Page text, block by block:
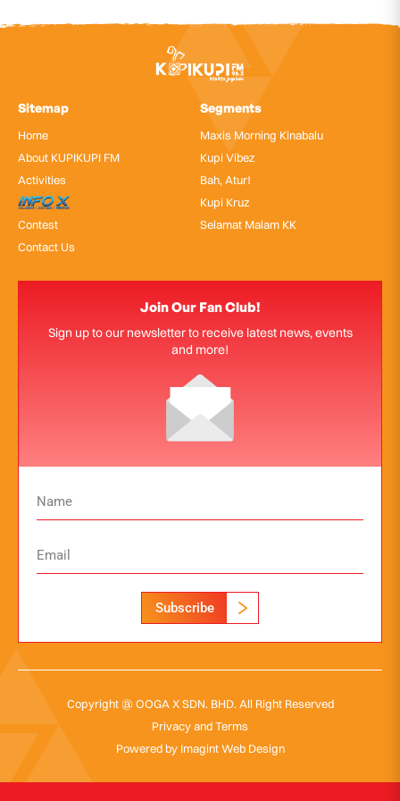
Sitemap
Home
About KUPIKUPI FM
Activities
InfoX
Contest
Contact Us
Segments
Maxis Morning Kinabalu
Kupi Vibez
Bah, Atur!
Kupi Kruz
Selamat Malam KK
Join Our Fan Club!
Sign up to our newsletter to receive latest news, events
and more!
Subscribe
Copyright @ OOGA X SDN. BHD. All Right Reserved
Privacy and Terms
Powered by Imagint Web Design